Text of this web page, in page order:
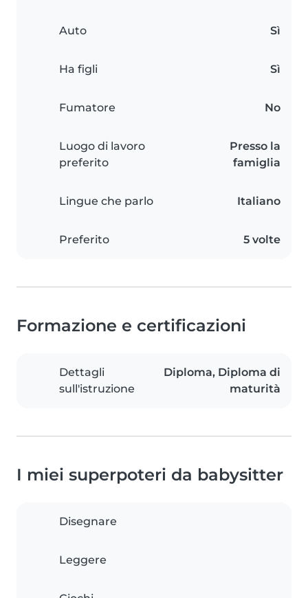
Auto Sì
Ha figli Sì
Fumatore No
Luogo di lavoro
preferito
Presso la
famiglia
Lingue che parlo Italiano
Preferito 5 volte
Formazione e certificazioni
Dettagli
sull'istruzione
Diploma, Diploma di
maturità
I miei superpoteri da babysitter
Disegnare
Leggere